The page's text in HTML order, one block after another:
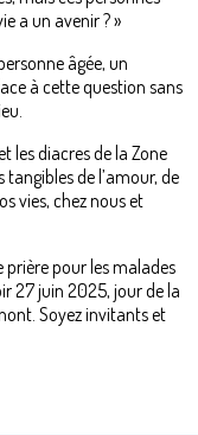
a un avenir ? »
âgée, un
à cette question sans
les diacres de la Zone
de l’amour, de
vies, chez nous et
prière pour les malades
27 juin 2025, jour de la
Soyez invitants et